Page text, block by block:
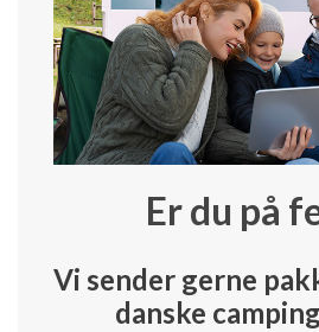
Er du på
Vi sender gerne
danske